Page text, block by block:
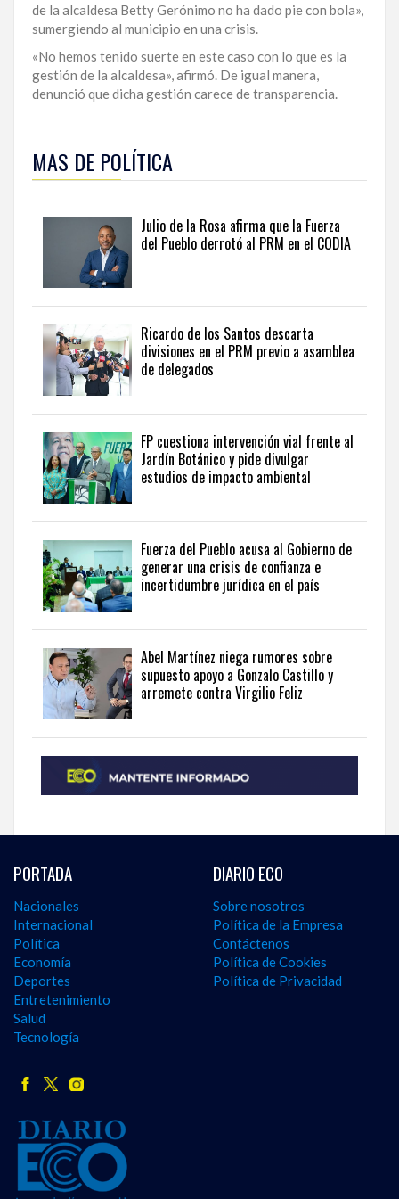
LA
ALTAGRACIA
PUERTO
PLATA
de la alcaldesa Betty Gerónimo no ha dado pie con bola»,
sumergiendo al municipio en una crisis.
«No hemos tenido suerte en este caso con lo que es la
gestión de la alcaldesa», afirmó. De igual manera,
denunció que dicha gestión carece de transparencia.
análisis
más
de
actualidad
institucional
gubernamental
en
Dominican
politics
and
government
news.
MAS DE POLÍTICA
Julio de la Rosa afirma que la Fuerza
del Pueblo derrotó al PRM en el CODIA
Ricardo de los Santos descarta
divisiones en el PRM previo a asamblea
de delegados
FP cuestiona intervención vial frente al
Jardín Botánico y pide divulgar
estudios de impacto ambiental
Fuerza del Pueblo acusa al Gobierno de
generar una crisis de confianza e
incertidumbre jurídica en el país
Abel Martínez niega rumores sobre
supuesto apoyo a Gonzalo Castillo y
arremete contra Virgilio Feliz
PORTADA
Nacionales
Internacional
Política
Economía
Deportes
Entretenimiento
Salud
Tecnología
DIARIO ECO
Sobre nosotros
Política de la Empresa
Contáctenos
Política de Cookies
Política de Privacidad